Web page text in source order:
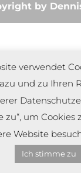
by
verwendet
und zu Ihren
zu“, um
Website
Ich stimme zu